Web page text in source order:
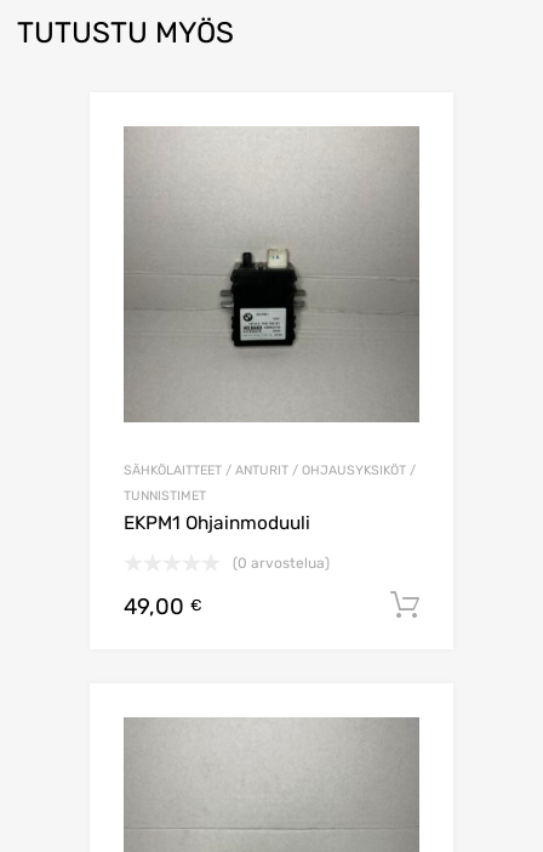
TUTUSTU MYÖS
SÄHKÖLAITTEET / ANTURIT / OHJAUSYKSIKÖT /
TUNNISTIMET
EKPM1 Ohjainmoduuli
(0 arvostelua)
49,00 €